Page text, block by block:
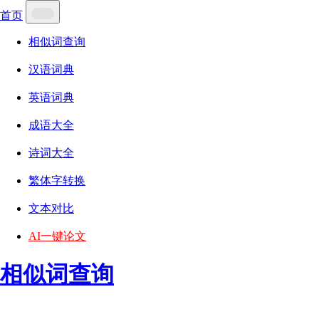
首页
相似词查询
汉语词典
英语词典
成语大全
诗词大全
繁体字转换
文本对比
AI一键论文
相似词查询